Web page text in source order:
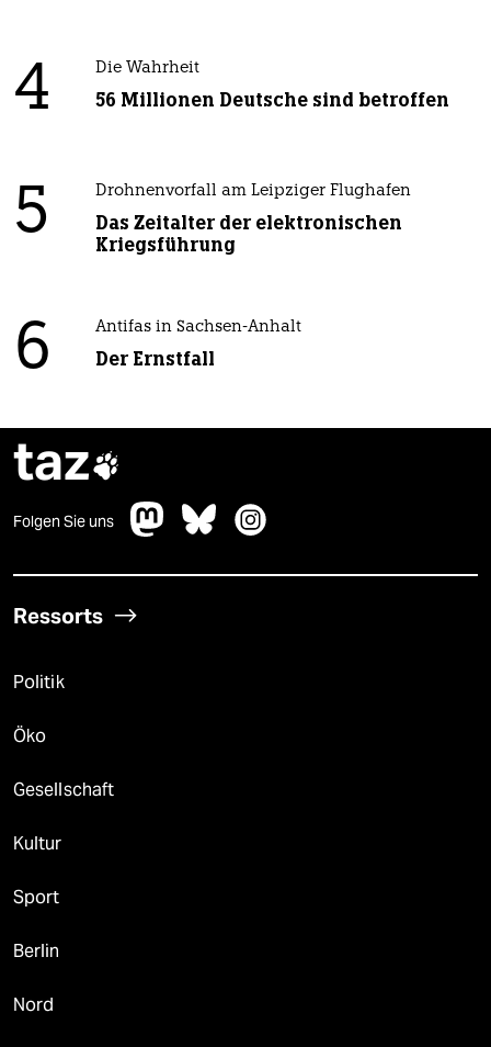
4 Die Wahrheit
56 Millionen Deutsche sind betroffen
5 Drohnenvorfall am Leipziger Flughafen
Das Zeitalter der elektronischen
Kriegsführung
6 Antifas in Sachsen-Anhalt
Der Ernstfall
taz
Folgen Sie uns
Ressorts
Politik
Öko
Gesellschaft
Kultur
Sport
Berlin
Nord